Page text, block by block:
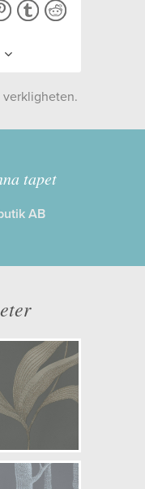
Y30R
verkligheten.
tapet
AB